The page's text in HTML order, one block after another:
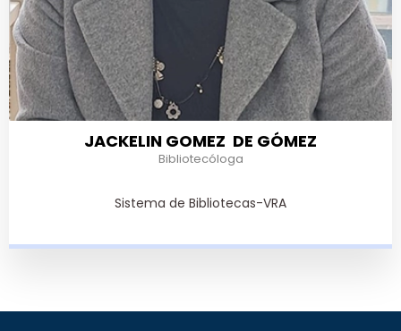
JACKELIN GOMEZ DE GÓMEZ
Bibliotecóloga
Sistema de Bibliotecas-VRA